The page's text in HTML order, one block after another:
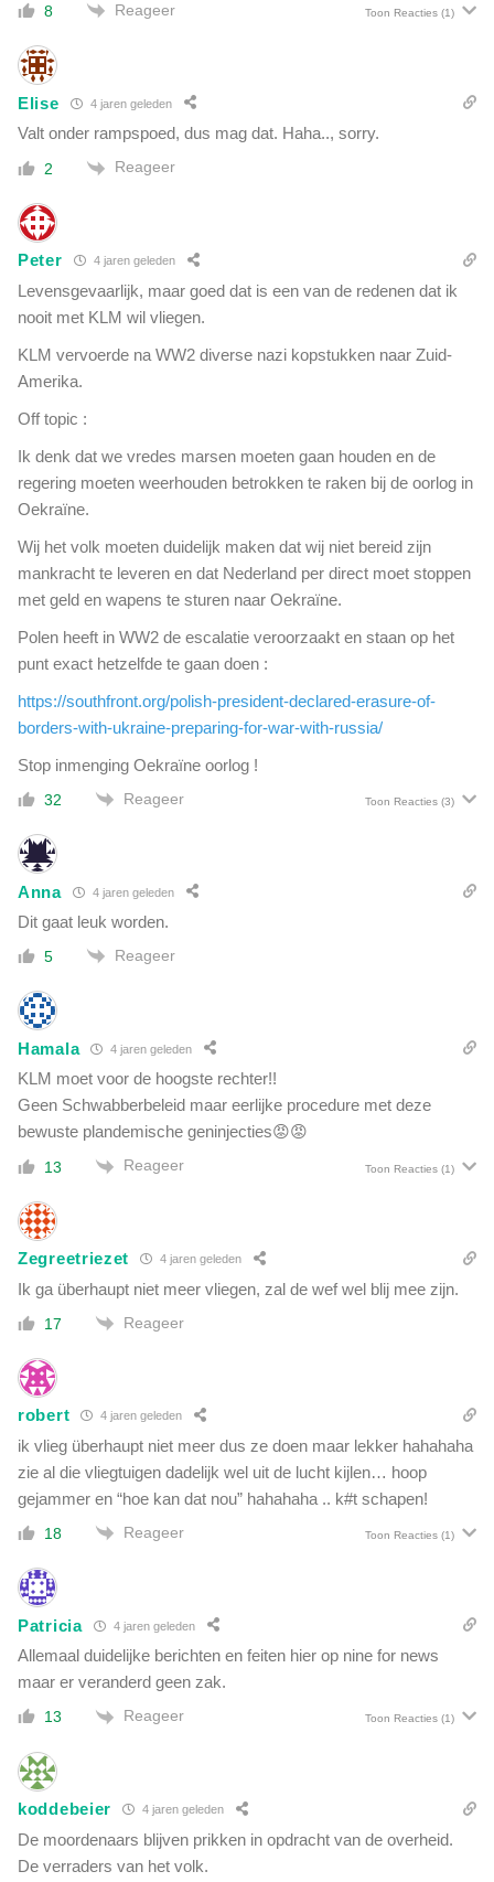
8 Reageer Toon Reacties (1)
Elise 4 jaren geleden
Valt onder rampspoed, dus mag dat. Haha.., sorry.
2 Reageer
Peter 4 jaren geleden
Levensgevaarlijk, maar goed dat is een van de redenen dat ik
nooit met KLM wil vliegen.
KLM vervoerde na WW2 diverse nazi kopstukken naar Zuid-
Amerika.
Off topic :
Ik denk dat we vredes marsen moeten gaan houden en de
regering moeten weerhouden betrokken te raken bij de oorlog in
Oekraïne.
Wij het volk moeten duidelijk maken dat wij niet bereid zijn
mankracht te leveren en dat Nederland per direct moet stoppen
met geld en wapens te sturen naar Oekraïne.
Polen heeft in WW2 de escalatie veroorzaakt en staan op het
punt exact hetzelfde te gaan doen :
https://southfront.org/polish-president-declared-erasure-of-
borders-with-ukraine-preparing-for-war-with-russia/
Stop inmenging Oekraïne oorlog !
32 Reageer Toon Reacties (3)
Anna 4 jaren geleden
Dit gaat leuk worden.
5 Reageer
Hamala 4 jaren geleden
KLM moet voor de hoogste rechter!!
Geen Schwabberbeleid maar eerlijke procedure met deze
bewuste plandemische geninjecties😡😡
13 Reageer Toon Reacties (1)
Zegreetriezet 4 jaren geleden
Ik ga überhaupt niet meer vliegen, zal de wef wel blij mee zijn.
17 Reageer
robert 4 jaren geleden
ik vlieg überhaupt niet meer dus ze doen maar lekker hahahaha
zie al die vliegtuigen dadelijk wel uit de lucht kijlen… hoop
gejammer en “hoe kan dat nou” hahahaha .. k#t schapen!
18 Reageer Toon Reacties (1)
Patricia 4 jaren geleden
Allemaal duidelijke berichten en feiten hier op nine for news
maar er veranderd geen zak.
13 Reageer Toon Reacties (1)
koddebeier 4 jaren geleden
De moordenaars blijven prikken in opdracht van de overheid.
De verraders van het volk.